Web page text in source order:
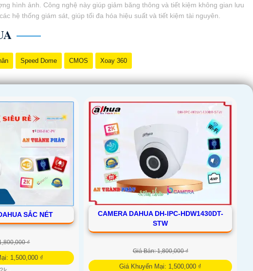
hình ảnh. Công nghệ này giúp giảm băng thông và tiết kiệm không gian lưu
hệ thống giám sát, giúp tối đa hóa hiệu suất và tiết kiệm tài nguyên.
Speed Dome CMOS Xoay 360
SẮC NÉT
₫
1,500,000 ₫
CAMERA DAHUA DH-IPC-HDW1430DT-
STW
Giá Bán: 1,800,000 ₫
Giá Khuyến Mại: 1,500,000 ₫